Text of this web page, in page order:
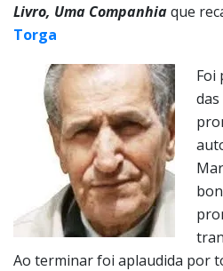
Livro, Uma Companhiaque
Torga
Foi
Ao terminar foi aplaudida por